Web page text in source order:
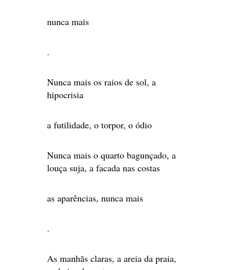
nunca mais
.
Nunca mais os raios de sol, a
hipocrisia
a futilidade, o torpor, o ódio
Nunca mais o quarto bagunçado, a
louça suja, a facada nas costas
as aparências, nunca mais
.
As manhãs claras, a areia da praia,